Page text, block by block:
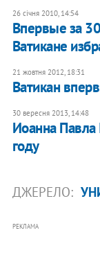
26 січня 2010, 14:54
Впервые за
Ватикане
21 жовтня 2012, 18:31
Ватикан
30 вересня 2013, 14:48
Иоанна
году
ДЖЕРЕЛО:
РЕКЛАМА